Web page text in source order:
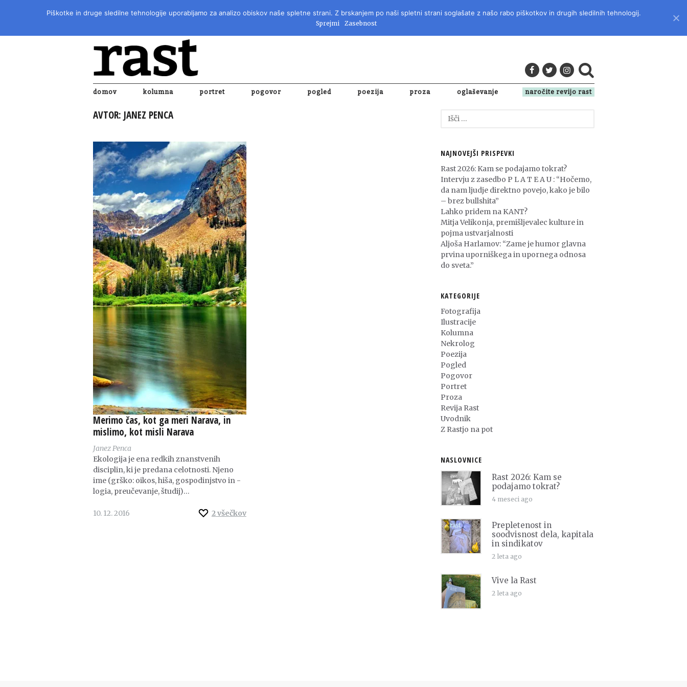
REVIJA ZA LITERATURO, KULTURO IN DRUŽBENA VPRAŠANJA
domov kolumna portret pogovor pogled poezija proza oglaševanje naročite revijo rast
AVTOR: JANEZ PENCA
Merimo čas, kot ga meri Narava, in
mislimo, kot misli Narava
Janez Penca
Ekologija je ena redkih znanstvenih
disciplin, ki je predana celotnosti. Njeno
ime (grško: oikos, hiša, gospodinjstvo in -
logia, preučevanje, študij)…
2všečkov
10. 12. 2016
Išči:
NAJNOVEJŠI PRISPEVKI
Rast 2026: Kam se podajamo tokrat?
Intervju z zasedbo P L A T E A U : “Hočemo,
da nam ljudje direktno povejo, kako je bilo
– brez bullshita”
Lahko pridem na KANT?
Mitja Velikonja, premišljevalec kulture in
pojma ustvarjalnosti
Aljoša Harlamov: “Zame je humor glavna
prvina uporniškega in upornega odnosa
do sveta.”
KATEGORIJE
Fotografija
Ilustracije
Kolumna
Nekrolog
Poezija
Pogled
Pogovor
Portret
Proza
Revija Rast
Uvodnik
Z Rastjo na pot
NASLOVNICE
Rast 2026: Kam se
podajamo tokrat?
4 meseci ago
Prepletenost in
soodvisnost dela, kapitala
in sindikatov
2 leta ago
Vive la Rast
2 leta ago
Piškotke in druge sledilne tehnologije uporabljamo za analizo obiskov naše spletne strani. Z brskanjem po naši spletni strani soglašate z našo rabo piškotkov in drugih sledilnih tehnologij.
Sprejmi Zasebnost